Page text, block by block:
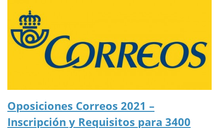
Oposiciones Correos 2021 –
Inscripción y Requisitos para 3400